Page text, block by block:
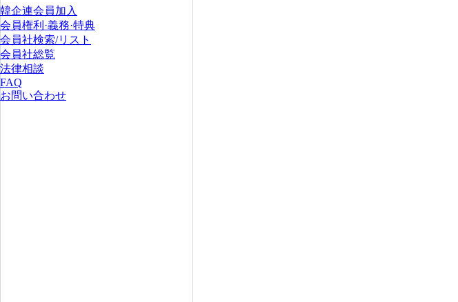
韓企連会員加入
会員権利·義務·特典
会員社検索/リスト
会員社総覧
法律相談
FAQ
お問い合わせ